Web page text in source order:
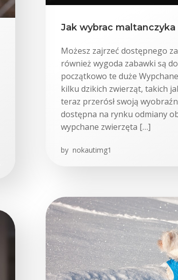
Jak wybrac maltanczyka
Możesz zajrzeć dostępnego
również wygoda zabawki są
początkowo te duże
kilku dzikich zwierząt, takich
teraz przerósł swoją
dostępna na rynku odmiany
wypchane zwierzęta […]
by nokautimg1